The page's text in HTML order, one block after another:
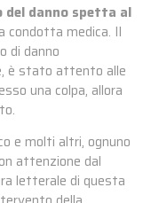
del danno spetta al
condotta medica. Il
di danno
è stato attento alle
una colpa, allora
e molti altri, ognuno
attenzione dal
letterale di questa